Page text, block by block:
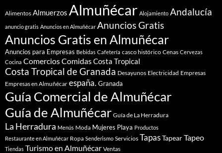
Alimentos Almuerzos Almuñécar Alojamiento Andalucía
anuncio gratis Anuncios en Almuñécar Anuncios Gratis
Anuncios Gratis en Almuñécar
Anuncios para Empresas Bebidas Cafetería casco histórico Cenas Cervezas
Cocina ComerciosComidasCosta Tropical
Costa Tropical de Granada Desayunos Electricidad Empresas
Empresas en Almuñécar españa. Granada
Guía Comercial de Almuñécar
Guía de Almuñécar Guía de La Herradura
La Herradura Menús Moda Mujeres Playa Productos
Restaurante en Almuñécar Ropa Senderismo Servicios TapasTapearTapeo
Tiendas Turismo en Almuñécar Ventas